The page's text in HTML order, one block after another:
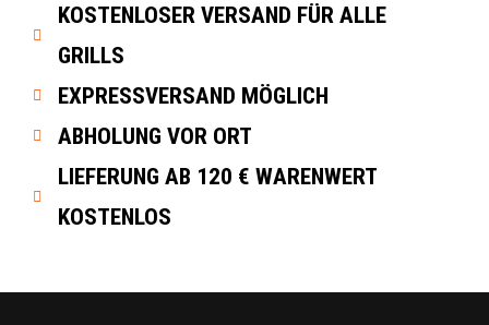
KOSTENLOSER VERSAND FÜR ALLE
GRILLS
EXPRESSVERSAND MÖGLICH
ABHOLUNG VOR ORT
LIEFERUNG AB 120 € WARENWERT
KOSTENLOS